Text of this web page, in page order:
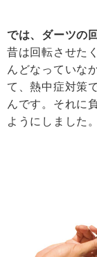
では、ダーツの
昔は回転させた
んどなっていな
て、熱中症対策
んです。それに
ようにしました。